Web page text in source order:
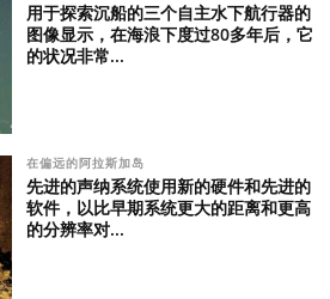
用于探索沉船的三个自主水下航行器的
图像显示，在海浪下度过80多年后，它
的状况非常...
在偏远的阿拉斯加岛
先进的声纳系统使用新的硬件和先进的
软件，以比早期系统更大的距离和更高
的分辨率对...